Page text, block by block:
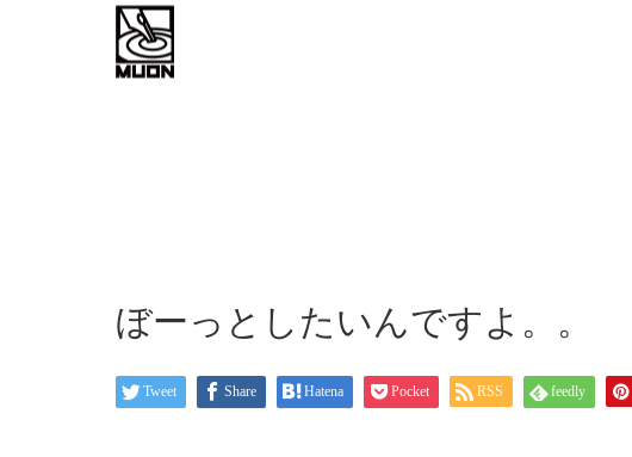
ぼーっとしたいんですよ。。
Tweet Share Hatena Pocket RSS feedly